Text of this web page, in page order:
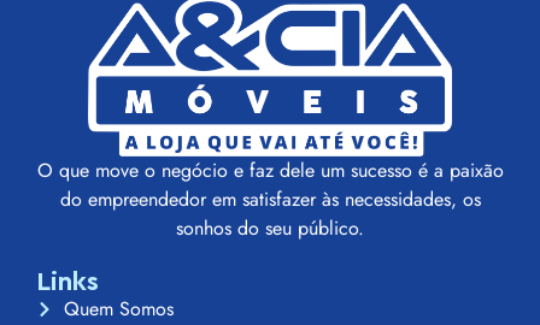
O que move o negócio e faz dele um sucesso é a paixão
do empreendedor em satisfazer às necessidades, os
sonhos do seu público.
Links
Quem Somos